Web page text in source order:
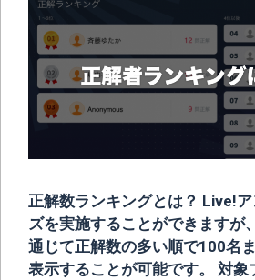
正解数ランキングとは？ Live!
ズを実施することができますが
通じて正解数の多い順で100名
表示することが可能です。 対象